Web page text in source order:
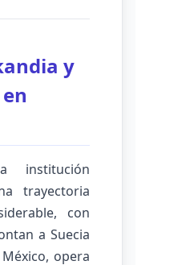
y
institución
trayectoria
con
a Suecia
opera